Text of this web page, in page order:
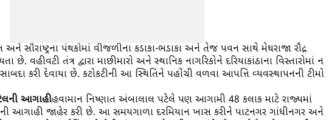
સૌરાષ્ટ્રના પંથકોમાં વીજળીના કડાકા-ભડાકા અને તેજ પવન સાથે મેઘરાજા રૌદ્ર
છે. વહીવટી તંત્ર દ્વારા માછીમારો અને સ્થાનિક નાગરિકોને દરિયાકાંઠાના વિસ્તારોમાં ન
કરી દેવાયા છે. કટોકટીની આ સ્થિતિને પહોંચી વળવા આપત્તિ વ્યવસ્થાપનની ટીમો
આગાહીહવામાન નિષ્ણાત અંબાલાલ પટેલે પણ આગામી 48 કલાક માટે રાજ્યમાં
આગાહી જાહેર કરી છે. આ સમયગાળા દરમિયાન ખાસ કરીને પાટનગર ગાંધીનગર અને